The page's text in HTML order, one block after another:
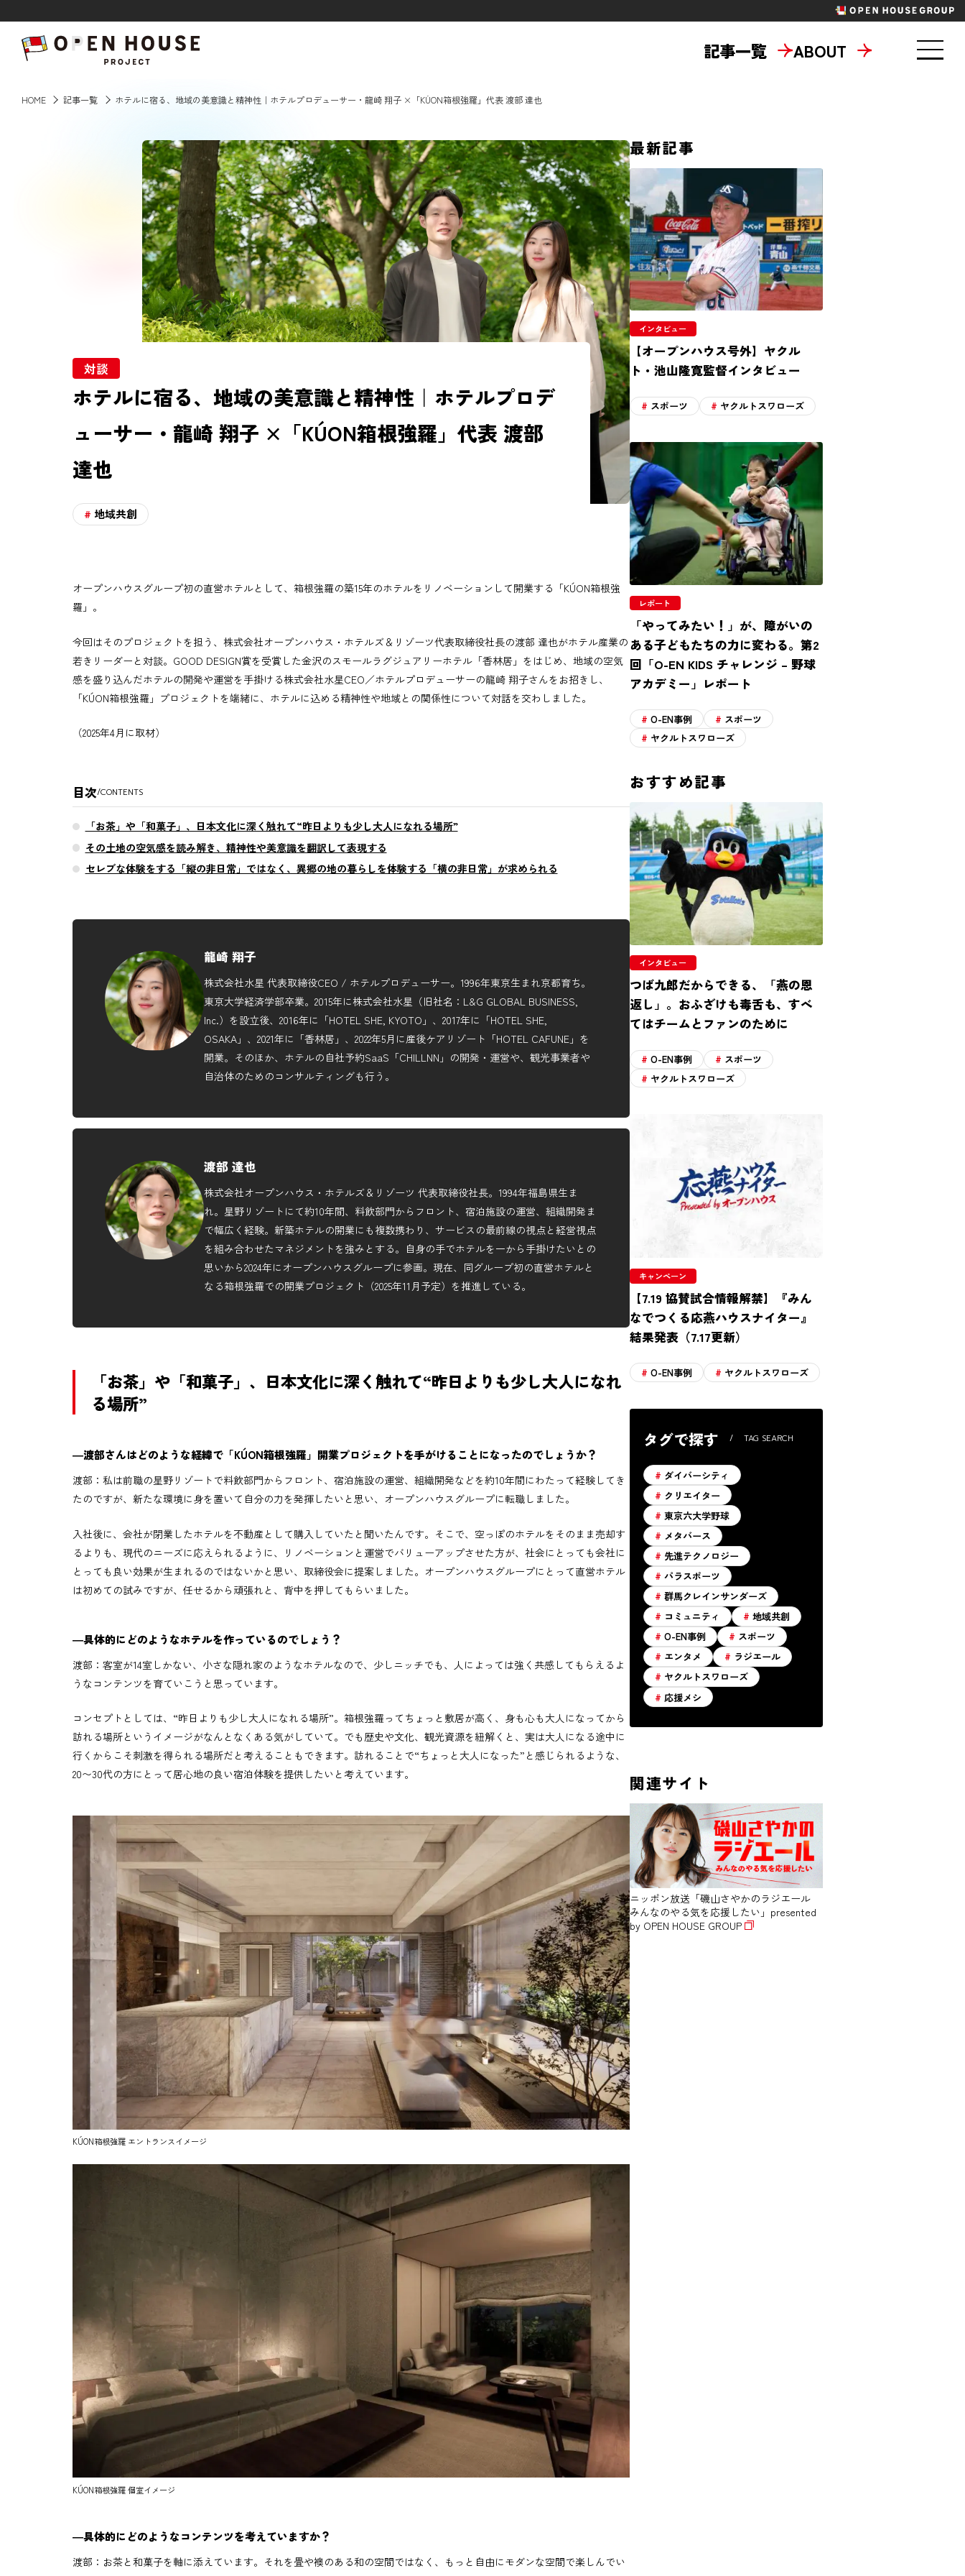
記事一覧 ABOUT
記事一覧
ABOUT
応援事例
運営会社
メタバース 先進テクノロジー パラスポーツ
群馬クレインサンダーズ コミュニティ 地域共創
O-EN事例 スポーツ エンタメ ラジエール
ヤクルトスワローズ 応援メシ
HOME 記事一覧 ホテルに宿る、地域の美意識と精神性｜ホテルプロデューサー・龍崎 翔子 ×「KÚON箱根強羅」代表 渡部 達也
対談
ホテルに宿る、地域の美意識と精神性｜ホテルプロデ
ューサー・龍崎 翔子 ×「KÚON箱根強羅」代表 渡部
達也
地域共創
オープンハウスグループ初の直営ホテルとして、箱根強羅の築15年のホテルをリノベーションして開業する「KÚON箱根強
羅」。
今回はそのプロジェクトを担う、株式会社オープンハウス・ホテルズ＆リゾーツ代表取締役社長の渡部 達也がホテル産業の
若きリーダーと対談。GOOD DESIGN賞を受賞した金沢のスモールラグジュアリーホテル「香林居」をはじめ、地域の空気
感を盛り込んだホテルの開発や運営を手掛ける株式会社水星CEO／ホテルプロデューサーの龍崎 翔子さんをお招きし、
「KÚON箱根強羅」プロジェクトを端緒に、ホテルに込める精神性や地域との関係性について対話を交わしました。
（2025年4月に取材）
目次/CONTENTS
「お茶」や「和菓子」、日本文化に深く触れて“昨日よりも少し大人になれる場所”
その土地の空気感を読み解き、精神性や美意識を翻訳して表現する
セレブな体験をする「縦の非日常」ではなく、異郷の地の暮らしを体験する「横の非日常」が求められる
龍崎 翔子
株式会社水星 代表取締役CEO / ホテルプロデューサー。1996年東京生まれ京都育ち。
東京大学経済学部卒業。2015年に株式会社水星（旧社名：L&G GLOBAL BUSINESS,
Inc.）を設立後、2016年に「HOTEL SHE, KYOTO」、2017年に「HOTEL SHE,
OSAKA」、2021年に「香林居」、2022年5月に産後ケアリゾート「HOTEL CAFUNE」を
開業。そのほか、ホテルの自社予約SaaS「CHILLNN」の開発・運営や、観光事業者や
自治体のためのコンサルティングも行う。
渡部 達也
株式会社オープンハウス・ホテルズ＆リゾーツ 代表取締役社長。1994年福島県生ま
れ。星野リゾートにて約10年間、料飲部門からフロント、宿泊施設の運営、組織開発ま
で幅広く経験。新築ホテルの開業にも複数携わり、サービスの最前線の視点と経営視点
を組み合わせたマネジメントを強みとする。自身の手でホテルを一から手掛けたいとの
思いから2024年にオープンハウスグループに参画。現在、同グループ初の直営ホテルと
なる箱根強羅での開業プロジェクト（2025年11月予定）を推進している。
「お茶」や「和菓子」、日本文化に深く触れて“昨日よりも少し大人になれ
る場所”
―渡部さんはどのような経緯で「KÚON箱根強羅」開業プロジェクトを手がけることになったのでしょうか？
渡部：私は前職の星野リゾートで料飲部門からフロント、宿泊施設の運営、組織開発などを約10年間にわたって経験してき
たのですが、新たな環境に身を置いて自分の力を発揮したいと思い、オープンハウスグループに転職しました。
入社後に、会社が閉業したホテルを不動産として購入していたと聞いたんです。そこで、空っぽのホテルをそのまま売却す
るよりも、現代のニーズに応えられるように、リノベーションと運営でバリューアップさせた方が、社会にとっても会社に
とっても良い効果が生まれるのではないかと思い、取締役会に提案しました。オープンハウスグループにとって直営ホテル
は初めての試みですが、任せるから頑張れと、背中を押してもらいました。
―具体的にどのようなホテルを作っているのでしょう？
渡部：客室が14室しかない、小さな隠れ家のようなホテルなので、少しニッチでも、人によっては強く共感してもらえるよ
うなコンテンツを育ていこうと思っています。
コンセプトとしては、“昨日よりも少し大人になれる場所”。箱根強羅ってちょっと敷居が高く、身も心も大人になってから
訪れる場所というイメージがなんとなくある気がしていて。でも歴史や文化、観光資源を紐解くと、実は大人になる途中に
行くからこそ刺激を得られる場所だと考えることもできます。訪れることで“ちょっと大人になった”と感じられるような、
20〜30代の方にとって居心地の良い宿泊体験を提供したいと考えています。
KÚON箱根強羅 エントランスイメージ
KÚON箱根強羅 個室イメージ
―具体的にどのようなコンテンツを考えていますか？
渡部：お茶と和菓子を軸に添えています。それを畳や襖のある和の空間ではなく、もっと自由にモダンな空間で楽しんでい
最新記事
インタビュー
【オープンハウス号外】ヤクル
ト・池山隆寛監督インタビュー
スポーツ ヤクルトスワローズ
レポート
「やってみたい！」が、障がいの
ある子どもたちの力に変わる。第2
回「O-EN KIDS チャレンジ – 野球
アカデミー」レポート
O-EN事例
スポーツ
ヤクルトスワローズ
おすすめ記事
インタビュー
つば九郎だからできる、「燕の恩
返し」。おふざけも毒舌も、すべ
てはチームとファンのために
O-EN事例
スポーツ
ヤクルトスワローズ
キャンペーン
【7.19 協賛試合情報解禁】『みん
なでつくる応燕ハウスナイター』
結果発表（7.17更新）
O-EN事例 ヤクルトスワローズ
タグで探す TAG SEARCH
ダイバーシティ
クリエイター
東京六大学野球
メタバース
先進テクノロジー
パラスポーツ
群馬クレインサンダーズ
コミュニティ
地域共創
O-EN事例
スポーツ
エンタメ
ラジエール
ヤクルトスワローズ
応援メシ
関連サイト
ニッポン放送「磯山さやかのラジエール
みんなのやる気を応援したい」presented
by OPEN HOUSE GROUP